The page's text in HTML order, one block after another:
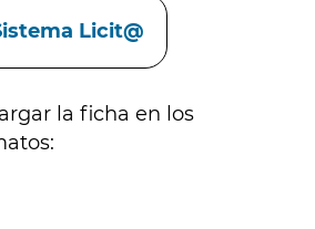
Licit@
la ficha en los